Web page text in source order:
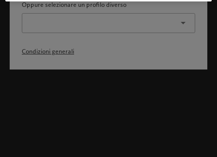
Oppure selezionare un profilo diverso
Condizioni generali